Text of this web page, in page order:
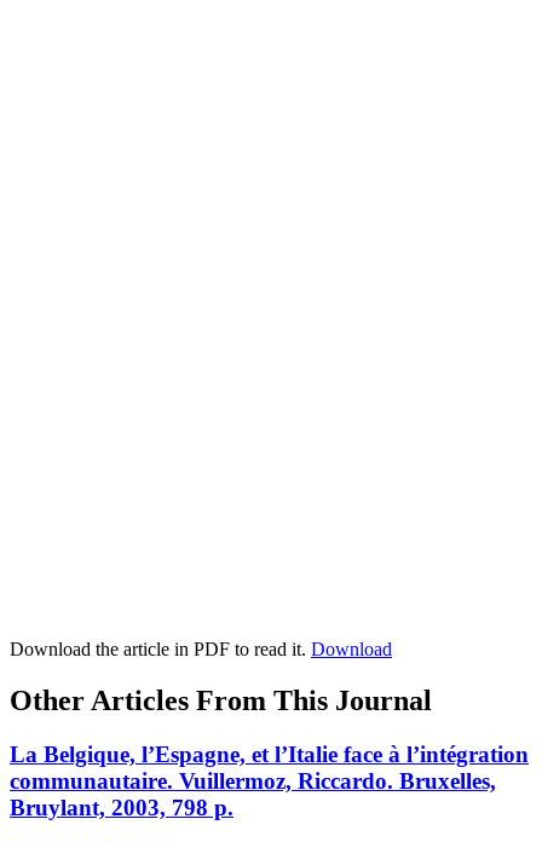
Download the article in PDF to read it. Download
Other Articles From This Journal
La Belgique, l’Espagne, et l’Italie face à l’intégration
communautaire. Vuillermoz, Riccardo. Bruxelles,
Bruylant, 2003, 798 p.